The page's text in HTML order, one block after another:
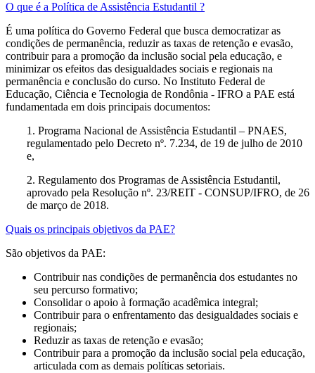
O que é a Política de Assistência Estudantil ?
É uma política do Governo Federal que busca democratizar as
condições de permanência, reduzir as taxas de retenção e evasão,
contribuir para a promoção da inclusão social pela educação, e
minimizar os efeitos das desigualdades sociais e regionais na
permanência e conclusão do curso. No Instituto Federal de
Educação, Ciência e Tecnologia de Rondônia - IFRO a PAE está
fundamentada em dois principais documentos:
1. Programa Nacional de Assistência Estudantil – PNAES,
regulamentado pelo Decreto nº. 7.234, de 19 de julho de 2010
e,
2. Regulamento dos Programas de Assistência Estudantil,
aprovado pela Resolução nº. 23/REIT - CONSUP/IFRO, de 26
de março de 2018.
Quais os principais objetivos da PAE?
São objetivos da PAE:
Contribuir nas condições de permanência dos estudantes no
seu percurso formativo;
Consolidar o apoio à formação acadêmica integral;
Contribuir para o enfrentamento das desigualdades sociais e
regionais;
Reduzir as taxas de retenção e evasão;
Contribuir para a promoção da inclusão social pela educação,
articulada com as demais políticas setoriais.